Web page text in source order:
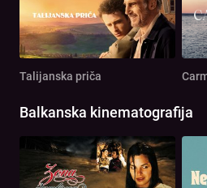
Talijanska priča
Balkanska kinematografija